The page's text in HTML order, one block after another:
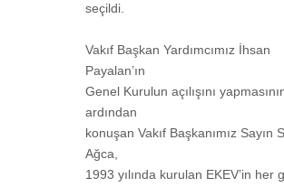
seçildi.
Vakıf Başkan Yardımcımız İhsan
Payalan’ın
Genel Kurulun açılışını
ardından
konuşan Vakıf Başkanımız Sayın
Ağca,
1993 yılında kurulan EKEV’in her